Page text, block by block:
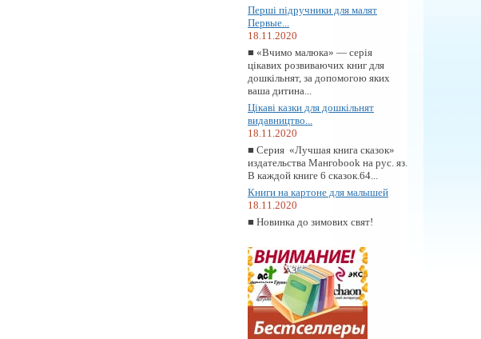
Перші підручники для малят
Первые...
18.11.2020
■ «Вчимо малюка» — серія
цікавих розвиваючих книг для
дошкільнят, за допомогою яких
ваша дитина...
Цікаві казки для дошкільнят
видавництво...
18.11.2020
■ Серия «Лучшая книга сказок»
издательства Мангоbook на рус. яз.
В каждой книге 6 сказок.64...
Книги на картоне для малышей
18.11.2020
■ Новинка до зимових свят!